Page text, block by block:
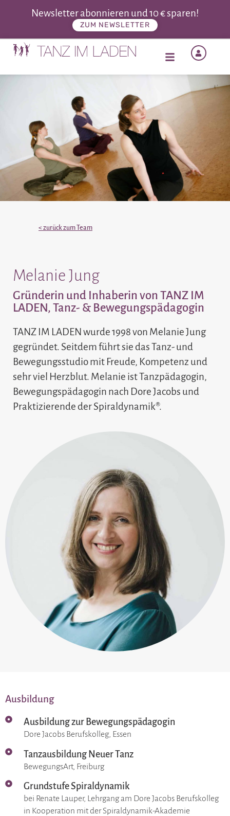
Newsletter abonnieren und 10 € sparen!
ZUM NEWSLETTER
< zurück zum Team
Melanie Jung
Gründerin und Inhaberin von TANZ IM
LADEN, Tanz- & Bewegungspädagogin
TANZ IM LADEN wurde 1998 von Melanie Jung
gegründet. Seitdem führt sie das Tanz- und
Bewegungsstudio mit Freude, Kompetenz und
sehr viel Herzblut. Melanie ist Tanzpädagogin,
Bewegungspädagogin nach Dore Jacobs und
Praktizierende der Spiraldynamik®.
Ausbildung
Ausbildung zur Bewegungspädagogin
Dore Jacobs Berufskolleg, Essen
Tanzausbildung Neuer Tanz
BewegungsArt, Freiburg
Grundstufe Spiraldynamik
bei Renate Lauper, Lehrgang am Dore Jacobs Berufskolleg
in Kooperation mit der Spiraldynamik-Akademie